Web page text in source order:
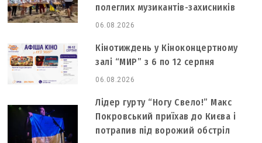
полеглих музикантів-захисників
06.08.2026
Кінотиждень у Кіноконцертному
залі “МИР” з 6 по 12 серпня
06.08.2026
Лідер гурту “Ногу Свело!” Макс
Покровський приїхав до Києва і
потрапив під ворожий обстріл